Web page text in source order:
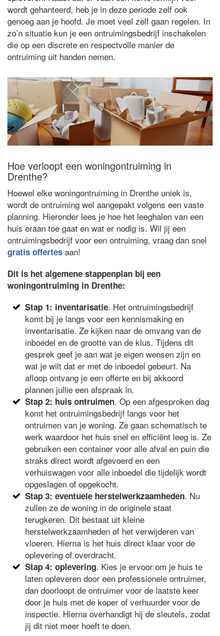
wordt gehanteerd, heb je in deze periode zelf ook
genoeg aan je hoofd. Je moet veel zelf gaan regelen. In
zo’n situatie kun je een ontruimingsbedrijf inschakelen
die op een discrete en respectvolle manier de
ontruiming uit handen nemen.
Hoe verloopt een woningontruiming in
Drenthe?
Hoewel elke woningontruiming in Drenthe uniek is,
wordt de ontruiming wel aangepakt volgens een vaste
planning. Hieronder lees je hoe het leeghalen van een
huis eraan toe gaat en wat er nodig is. Wil jij een
ontruimingsbedrijf voor een ontruiming, vraag dan snel
gratis offertes aan!
Dit is het algemene stappenplan bij een
woningontruiming in Drenthe:
Stap 1: inventarisatie. Het ontruimingsbedrijf
komt bij je langs voor een kennismaking en
inventarisatie. Ze kijken naar de omvang van de
inboedel en de grootte van de klus. Tijdens dit
gesprek geef je aan wat je eigen wensen zijn en
wat je wilt dat er met de inboedel gebeurt. Na
afloop ontvang je een offerte en bij akkoord
plannen jullie een afspraak in.
Stap 2: huis ontruimen. Op een afgesproken dag
komt het ontruimingsbedrijf langs voor het
ontruimen van je woning. Ze gaan schematisch te
werk waardoor het huis snel en efficiënt leeg is. Ze
gebruiken een container voor alle afval en puin die
straks direct wordt afgevoerd en een
verhuiswagen voor alle inboedel die tijdelijk wordt
opgeslagen of opgekocht.
Stap 3: eventuele herstelwerkzaamheden. Nu
zullen ze de woning in de originele staat
terugkeren. Dit bestaat uit kleine
herstelwerkzaamheden of het verwijderen van
vloeren. Hierna is het huis direct klaar voor de
oplevering of overdracht.
Stap 4: oplevering. Kies je ervoor om je huis te
laten opleveren door een professionele ontruimer,
dan doorloopt de ontruimer voor de laatste keer
door je huis met de koper of verhuurder voor de
inspectie. Hierna overhandigt hij de sleutels, zodat
jij dit niet meer hoeft te doen.